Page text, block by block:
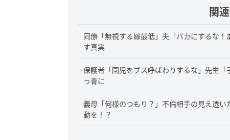
関
同僚「無視する嫁最低」夫「バカにするな
す真実
保護者「園児をブス呼ばわりするな」先生
っ青に
義母「何様のつもり？」不倫相手の見え透
動を！？